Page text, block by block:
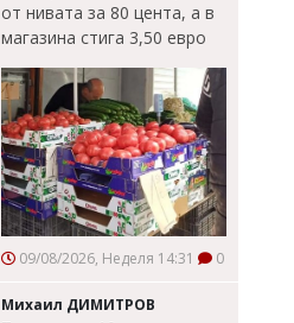
от нивата за 80 цента, а в
магазина стига 3,50 евро
09/08/2026, Неделя 14:31 0
Михаил ДИМИТРОВ